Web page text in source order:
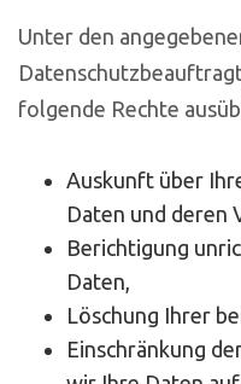
Unter den
folgende Rechte
Auskunft über
Daten und deren
Berichtigung
Daten,
Löschung Ihrer
Einschränkung